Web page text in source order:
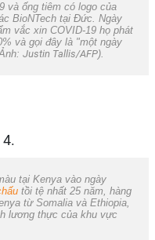
và ống tiêm có logo của
BioNTech tại Đức. Ngày
vắc xin COVID-19 họ phát
và gọi đây là "một ngày
Justin Tallis/AFP).
tại Kenya vào ngày
tồi tệ nhất 25 năm, hàng
từ Somalia và Ethiopia,
lương thực của khu vực